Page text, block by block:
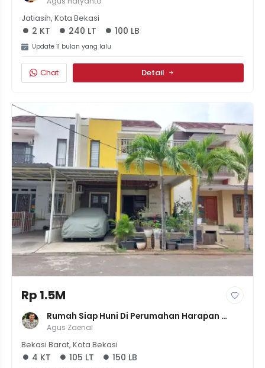
Lingkungan Asri & Aman - Rp 2,2M
Jatiasih, Kota Bekasi
2 KT 240 LT 100 LB
Update 11 bulan yang lalu
Chat Detail
Rp 1.5M
Rumah Siap Huni Di Perumahan Harapan
Indah Bekasi, 3+1 KT, Semi Furnished, Dekat
Tol
Agus Zaenal
Bekasi Barat, Kota Bekasi
4 KT 105 LT 150 LB